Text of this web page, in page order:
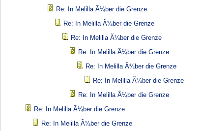
Re: In Melilla Ã¼ber die Grenze
Re: In Melilla Ã¼ber die Grenze
Re: In Melilla Ã¼ber die Grenze
Re: In Melilla Ã¼ber die Grenze
Re: In Melilla Ã¼ber die Grenze
Re: In Melilla Ã¼ber die Grenze
Re: In Melilla Ã¼ber die Grenze
Re: In Melilla Ã¼ber die Grenze
Re: In Melilla Ã¼ber die Grenze